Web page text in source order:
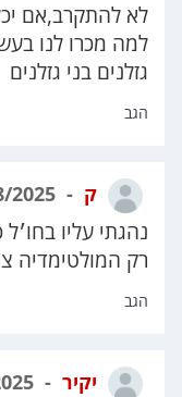
לא להתקרב,אם
למה מכרו לנו
גזלנים בני גזלנים
הגב
ק
נהגתי עליו
רק המולטימדיה
הגב
יקיר